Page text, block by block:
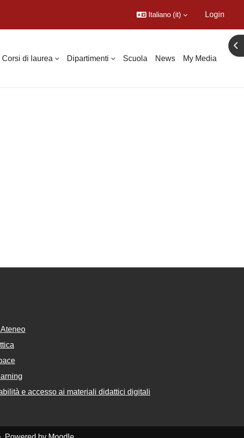
Italiano ‎(it)‎ Login
Corsi di laurea Dipartimenti Scuola News My Media
e accesso ai materiali didattici digitali